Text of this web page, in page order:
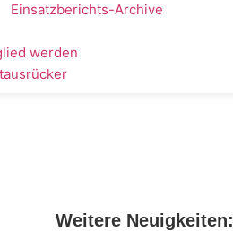
Einsatzberichts-Archive
werden
Weitere Neuigkeiten: